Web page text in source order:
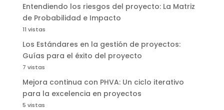
Entendiendo los riesgos del proyecto: La Matriz
de Probabilidad e Impacto
11 vistas
Los Estándares en la gestión de proyectos:
Guías para el éxito del proyecto
7 vistas
Mejora continua con PHVA: Un ciclo iterativo
para la excelencia en proyectos
5 vistas